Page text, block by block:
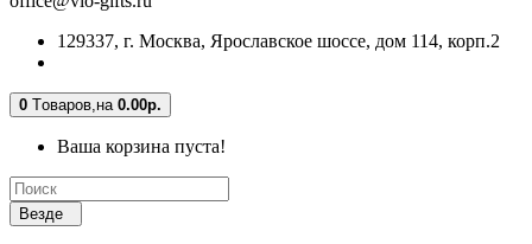
129337, г. Москва, Ярославское шоссе, дом 114, корп.2
0 Tоваров,на 0.00р.
Ваша корзина пуста!
Везде